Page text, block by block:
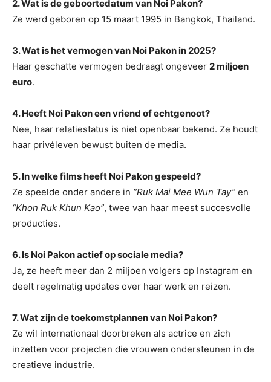
2. Wat is de geboortedatum van Noi Pakon?
Ze werd geboren op 15 maart 1995 in Bangkok, Thailand.
3. Wat is het vermogen van Noi Pakon in 2025?
Haar geschatte vermogen bedraagt ongeveer 2 miljoen
euro.
4. Heeft Noi Pakon een vriend of echtgenoot?
Nee, haar relatiestatus is niet openbaar bekend. Ze houdt
haar privéleven bewust buiten de media.
5. In welke films heeft Noi Pakon gespeeld?
Ze speelde onder andere in “Ruk Mai Mee Wun Tay” en
“Khon Ruk Khun Kao”, twee van haar meest succesvolle
producties.
6. Is Noi Pakon actief op sociale media?
Ja, ze heeft meer dan 2 miljoen volgers op Instagram en
deelt regelmatig updates over haar werk en reizen.
7. Wat zijn de toekomstplannen van Noi Pakon?
Ze wil internationaal doorbreken als actrice en zich
inzetten voor projecten die vrouwen ondersteunen in de
creatieve industrie.